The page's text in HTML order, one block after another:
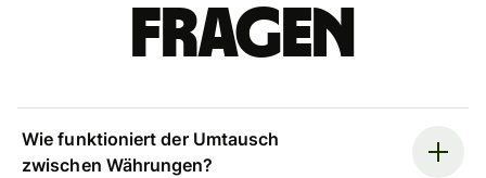
Fragen
Wie funktioniert der Umtausch
zwischen Währungen?